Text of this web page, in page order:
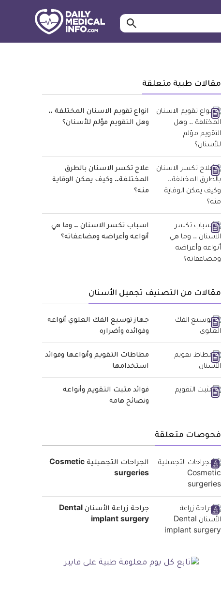
ابحث…
مقالات طبية متعلقة
انواع تقويم الاسنان المختلفة ..
وهل التقويم مؤلم للأسنان؟
علاج تكسر الاسنان بالطرق
المختلفة.. وكيف يمكن الوقاية
منه؟
اسباب تكسر الاسنان .. وما هي
أنواعه وأعراضه ومضاعفاته؟
مقالات من التصنيف تجميل الأسنان
جهاز توسيع الفك العلوي أنواعه
وفوائده وأضراره
مطاطات التقويم وأنواعها وفوائد
استخدامها
فوائد مثبت التقويم وأنواعه
ونصائح هامة
فحوصات متعلقة
الجراحات التجميلية Cosmetic
surgeries
جراحة زراعة الأسنان Dental
implant surgery